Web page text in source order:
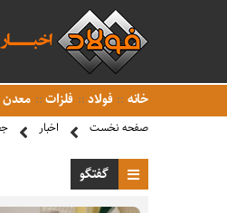
خانه فولاد فلزات معدن
صفحه نخست اخبار
گفتگو